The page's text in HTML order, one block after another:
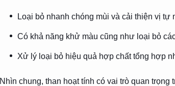
Loại bỏ nhanh chóng mùi và cải thiện vị tự
Có khả năng khử màu cũng như loại bỏ
Xử lý loại bỏ hiệu quả hợp chất tổng hợp
Nhìn chung, than hoạt tính có vai trò quan